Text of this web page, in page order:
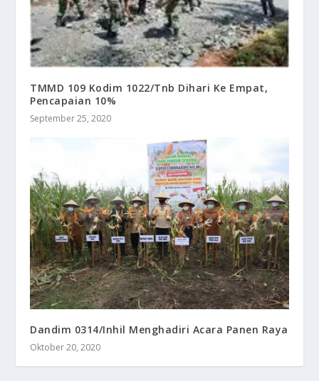
TMMD 109 Kodim 1022/Tnb Dihari Ke Empat,
Pencapaian 10%
September 25, 2020
Dandim 0314/Inhil Menghadiri Acara Panen Raya
Oktober 20, 2020